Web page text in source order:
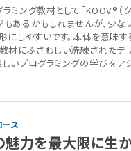
ミング教材として「KOOV®（
もあるかもしれませんが、少
にしやすいです。本体を意味
材にふさわしい洗練されたデ
いプログラミングの学びをアシ
ース
魅力を最大限に生